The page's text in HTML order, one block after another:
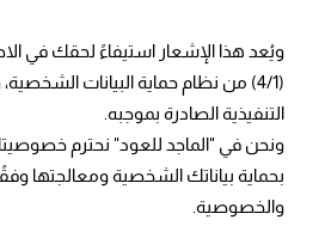
ويُعد هذا الإشعار استيفاءً لحقك في
التنفيذية الصادرة بموجبه.
ونحن في "الماجد للعود" نحترم خصوصيتك،
بحماية بياناتك الشخصية ومعالجتها
والخصوصية.